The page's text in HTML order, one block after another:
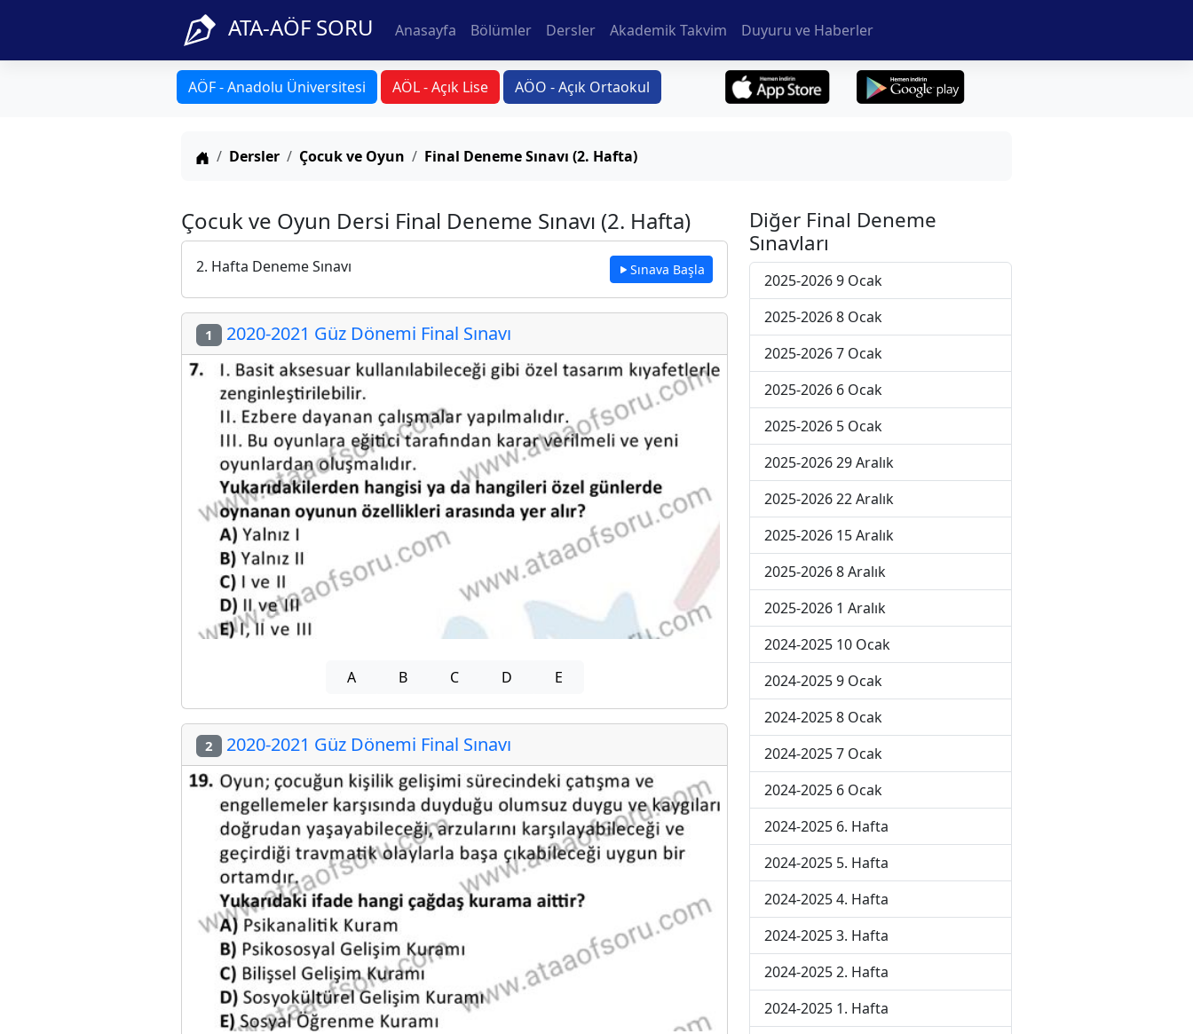
ATA-AÖF SORU Anasayfa Bölümler Dersler Akademik Takvim Duyuru ve Haberler
AÖF - Anadolu Üniversitesi AÖL - Açık Lise AÖO - Açık Ortaokul
Anasayfa
Dersler Çocuk ve Oyun Final Deneme Sınavı (2. Hafta)
Çocuk ve Oyun Dersi Final Deneme Sınavı (2. Hafta)
2. Hafta Deneme Sınavı Sınava Başla
1 2020-2021 Güz Dönemi Final Sınavı
A B C D E
2 2020-2021 Güz Dönemi Final Sınavı
Diğer Final Deneme
Sınavları
2025-2026 9 Ocak
2025-2026 8 Ocak
2025-2026 7 Ocak
2025-2026 6 Ocak
2025-2026 5 Ocak
2025-2026 29 Aralık
2025-2026 22 Aralık
2025-2026 15 Aralık
2025-2026 8 Aralık
2025-2026 1 Aralık
2024-2025 10 Ocak
2024-2025 9 Ocak
2024-2025 8 Ocak
2024-2025 7 Ocak
2024-2025 6 Ocak
2024-2025 6. Hafta
2024-2025 5. Hafta
2024-2025 4. Hafta
2024-2025 3. Hafta
2024-2025 2. Hafta
2024-2025 1. Hafta